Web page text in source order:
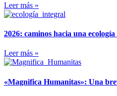
Leer más »
2026: caminos hacia una
Leer más »
«Magnifica Humanitas»: Una